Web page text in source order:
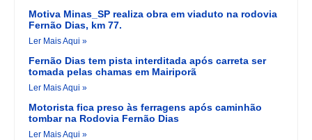
Motiva Minas_SP realiza obra em viaduto na rodovia
Fernão Dias, km 77.
Ler Mais Aqui »
Fernão Dias tem pista interditada após carreta ser
tomada pelas chamas em Mairiporã
Ler Mais Aqui »
Motorista fica preso às ferragens após caminhão
tombar na Rodovia Fernão Dias
Ler Mais Aqui »